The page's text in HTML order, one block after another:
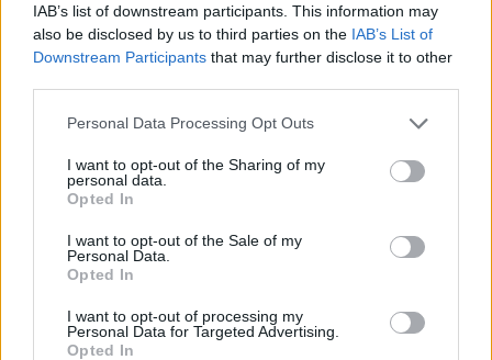
IAB’s list of downstream participants. This information may
also be disclosed by us to third parties on the IAB’s List of
Downstream Participants that may further disclose it to other
Please note that this website/app uses one or more Google
not limited to your visit or usage behaviour. You may click to
grant or deny consent to Google and its third-party tags to
use your data for below specified purposes in below Google
consent section.
Personal Data Processing Opt Outs
I want to opt-out of the Sharing of my
personal data.
Opted In
I want to opt-out of the Sale of my
Personal Data.
Opted In
I want to opt-out of processing my
Personal Data for Targeted Advertising.
Opted In
Sigue leyendo
NEWS